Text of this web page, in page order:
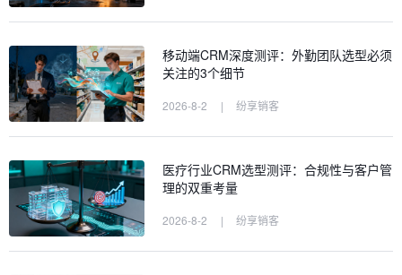
移动端CRM深度测评：外勤团队选型必须
关注的3个细节
2026-8-2 | 纷享销客
医疗行业CRM选型测评：合规性与客户管
理的双重考量
2026-8-2 | 纷享销客